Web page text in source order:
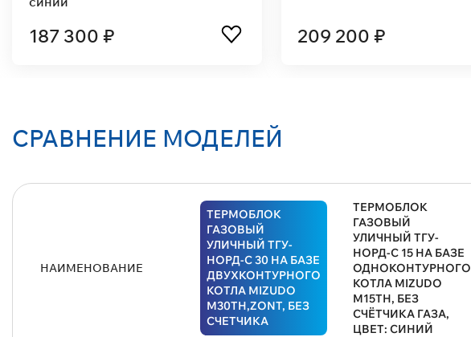
169 100 ₽ 191 400 ₽
СРАВНЕНИЕ МОДЕЛЕЙ
НАИМЕНОВАНИЕ
ТЕРМОБЛОК
ГАЗОВЫЙ
УЛИЧНЫЙ ТГУ-
НОРД-С 30 НА БАЗЕ
ДВУХКОНТУРНОГО
КОТЛА MIZUDO
M30TH,ZONT, БЕЗ
СЧЕТЧИКА
ТЕРМОБЛОК
ГАЗОВЫЙ
УЛИЧНЫЙ ТГУ-
НОРД-С 15 НА БАЗЕ
ОДНОКОНТУРНОГО
КОТЛА MIZUDO
M15TH, БЕЗ
СЧЁТЧИКА ГАЗА,
ЦВЕТ: СИНИЙ